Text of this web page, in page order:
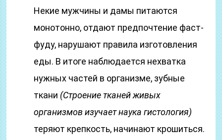
Некие мужчины и дамы питаются
монотонно, отдают предпочтение фаст-
фуду, нарушают правила изготовления
еды. В итоге наблюдается нехватка
нужных частей в организме, зубные
ткани (Строение тканей живых
организмов изучает наука гистология)
теряют крепкость, начинают крошиться.